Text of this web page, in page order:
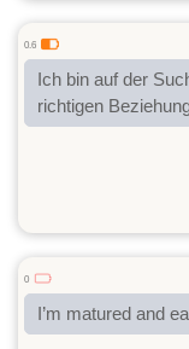
0.6
Ich bin auf der
richtigen
0
I’m matured and